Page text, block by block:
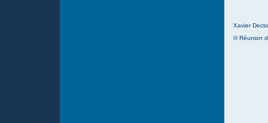
Xavier
© Réunion